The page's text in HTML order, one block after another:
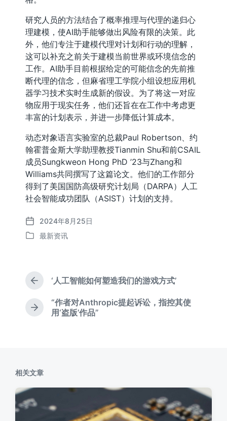
研究人员的方法结合了概率推理与代理的递归心
理建模，使AI助手能够做出风险有限的决策。此
外，他们专注于建模代理对计划和行动的理解，
这可以补充之前关于建模当前世界或环境信念的
工作。AI助手目前根据给定的可能信念的先前推
断代理的信念，但麻省理工学院小组设想应用机
器学习技术实时生成新的假设。为了将这一对应
物应用于现实任务，他们还旨在在工作中考虑更
丰富的计划表示，并进一步降低计算成本。
动态对象语言实验室的总裁Paul Robertson、约
翰霍普金斯大学助理教授Tianmin Shu和前CSAIL
成员Sungkweon Hong PhD ’23与Zhang和
Williams共同撰写了这篇论文。他们的工作部分
得到了美国国防高级研究计划局（DARPA）人工
社会智能成功团队（ASIST）计划的支持。
发
布
2024年8月25日
发
最新资讯
上
文
章
‘人工智能如何塑造我们的游戏方式’
下
“作者对Anthropic提起诉讼，指控其使
用‘盗版’作品”
相关文章